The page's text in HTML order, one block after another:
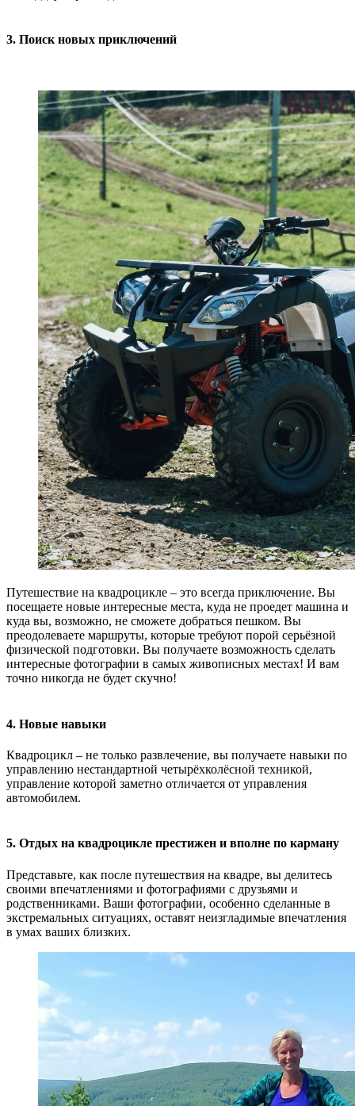
3. Поиск новых приключений
Путешествие на квадроцикле – это всегда приключение. Вы
посещаете новые интересные места, куда не проедет машина и
куда вы, возможно, не сможете добраться пешком. Вы
преодолеваете маршруты, которые требуют порой серьёзной
физической подготовки. Вы получаете возможность сделать
интересные фотографии в самых живописных местах! И вам
точно никогда не будет скучно!
4. Новые навыки
Квадроцикл – не только развлечение, вы получаете навыки по
управлению нестандартной четырёхколёсной техникой,
управление которой заметно отличается от управления
автомобилем.
5. Отдых на квадроцикле престижен и вполне по карману
Представьте, как после путешествия на квадре, вы делитесь
своими впечатлениями и фотографиями с друзьями и
родственниками. Ваши фотографии, особенно сделанные в
экстремальных ситуациях, оставят неизгладимые впечатления
в умах ваших близких.